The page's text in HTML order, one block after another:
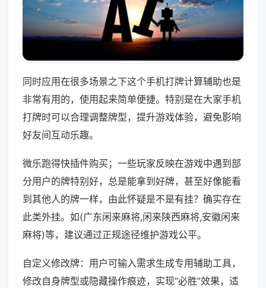
同时应用在很多场景之下这个手机打牌计算辅助也是
非常有用的，使用起来简单便捷。特别是在大家手机
打牌时可以合理调整牌型，提升游戏体验，避免影响
好友间互动乐趣。
微乐跑得快插件购买；一些玩家反映在游戏中遇到部
分用户的牌特别好，总是能拿到好牌，甚至好像能看
到其他人的牌一样，由此怀疑是不是有挂？确实存在
此类外挂。如(广东闲来麻将,闲来陕西麻将,安徽闲来
麻将)等，建议通过正规途径维护游戏公平。
自定义修改牌：用户可输入需求生成专用辅助工具，
修改自身牌型或隐藏操作痕迹，实现“必胜”效果，适